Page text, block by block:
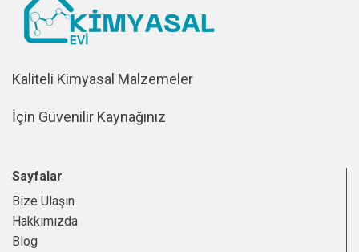
Kaliteli Kimyasal Malzemeler
İçin Güvenilir Kaynağınız
Sayfalar
Bize Ulaşın
Hakkımızda
Blog